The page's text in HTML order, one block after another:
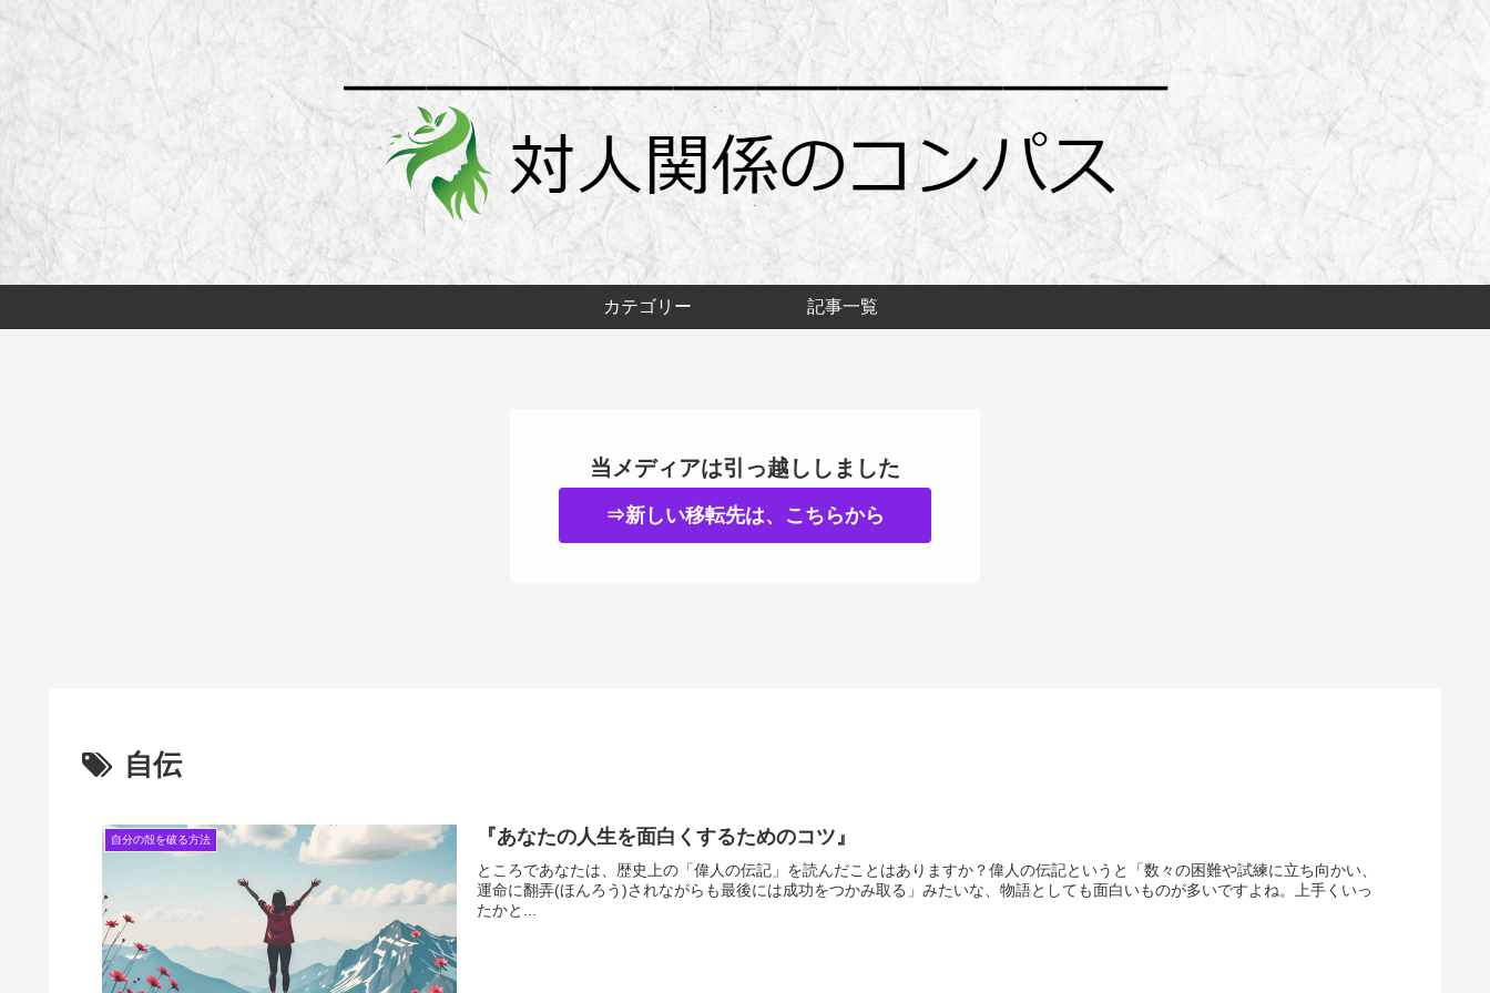
カテゴリー 記事一覧
当メディアは引っ越ししました
⇒新しい移転先は、こちらから
自伝
自分の殻を破る方法 『あなたの人生を面白くするためのコツ』
ところであなたは、歴史上の「偉人の伝記」を読んだことはありますか？偉人の伝記というと「数々の困難や試練に立ち向かい、
運命に翻弄(ほんろう)されながらも最後には成功をつかみ取る」みたいな、物語としても面白いものが多いですよね。上手くいっ
たかと...